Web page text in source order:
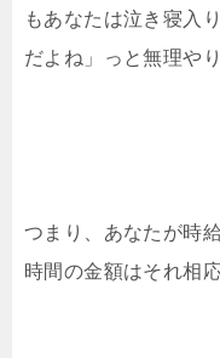
もあなたは泣き寝入
だよね」っと無理や
つまり、あなたが時
時間の金額はそれ相